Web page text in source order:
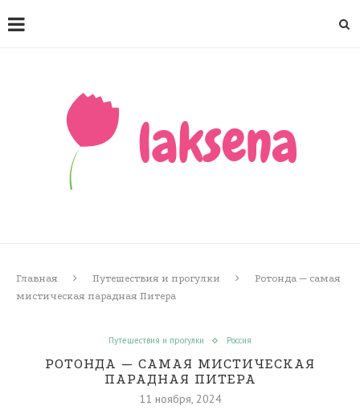
Главная Путешествия и прогулки
Ротонда — самая
мистическая парадная Питера
Путешествия и прогулки Россия
РОТОНДА — САМАЯ МИСТИЧЕСКАЯ
ПАРАДНАЯ ПИТЕРА
11 ноября, 2024